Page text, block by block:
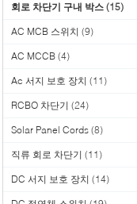
회로 차단기 구내 박스 (15)
AC MCB 스위치 (9)
AC MCCB (4)
Ac 서지 보호 장치 (11)
RCBO 차단기 (24)
Solar Panel Cords (8)
직류 회로 차단기 (11)
DC 서지 보호 장치 (14)